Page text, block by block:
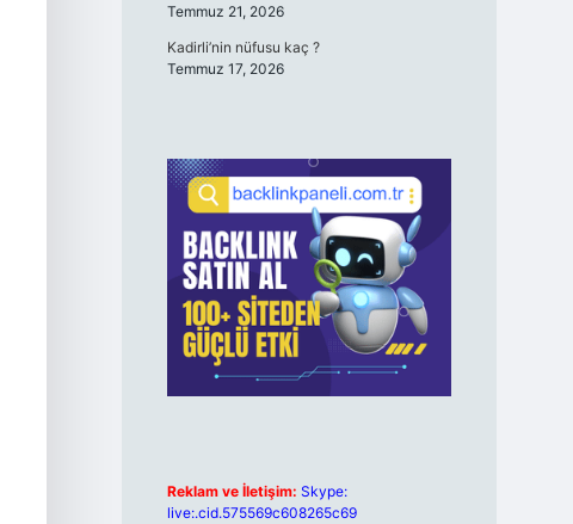
Temmuz 21, 2026
Kadirli’nin nüfusu kaç ?
Temmuz 17, 2026
Reklam ve İletişim: Skype:
live:.cid.575569c608265c69